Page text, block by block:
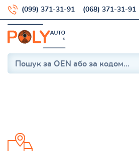
(099) 371-31-91 (068) 371-31-91